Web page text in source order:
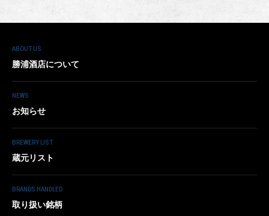
ABOUT US
勝浦酒店について
NEWS
お知らせ
BREWERY LIST
蔵元リスト
BRANDS HANDLED
取り扱い銘柄